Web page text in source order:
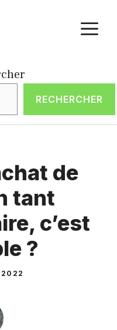
RECHERCHER
de
tant
c’est
?
2022